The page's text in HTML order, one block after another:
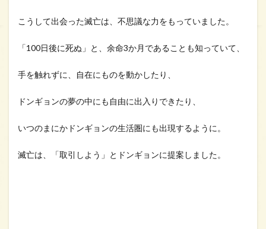
こうして出会った滅亡は、不思議な力をもっていました。
「100日後に死ぬ」と、余命3か月であることも知っていて、
手を触れずに、自在にものを動かしたり、
ドンギョンの夢の中にも自由に出入りできたり、
いつのまにかドンギョンの生活圏にも出現するように。
滅亡は、「取引しよう」とドンギョンに提案しました。